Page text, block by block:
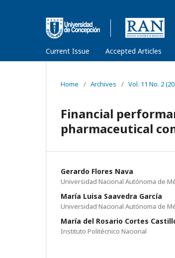
Current Issue Accepted Articles
Home / Archives / Vol. 11 No. 2
Financial
pharmaceutical
Gerardo Flores Nava
Universidad Nacional Autónoma de
María Luisa Saavedra García
Universidad Nacional Autónoma de
María del Rosario Cortes
Instituto Politécnico Nacional